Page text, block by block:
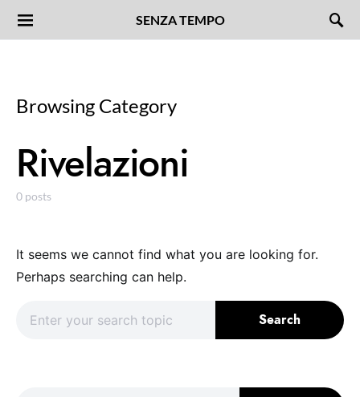
SENZA TEMPO
Browsing Category
Rivelazioni
0 posts
It seems we cannot find what you are looking for.
Perhaps searching can help.
Search